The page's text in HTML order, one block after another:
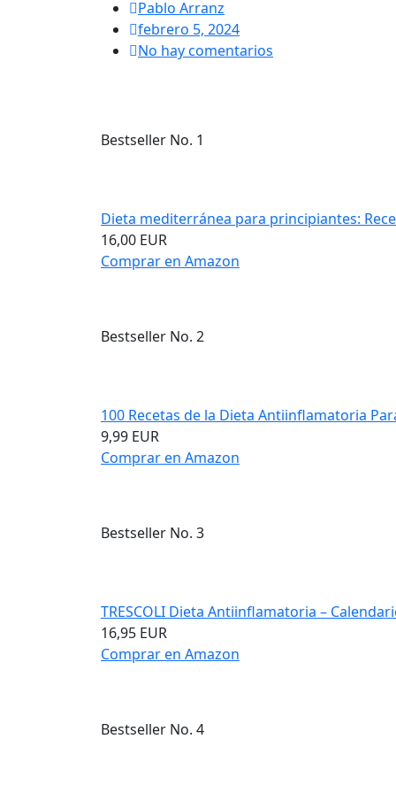
Pablo Arranz
febrero 5, 2024
No hay comentarios
Bestseller No. 1
Dieta mediterránea para principiantes:
16,00 EUR
Comprar en Amazon
Bestseller No. 2
100 Recetas de la Dieta Antiinflamatoria
9,99 EUR
Comprar en Amazon
Bestseller No. 3
TRESCOLI Dieta Antiinflamatoria –
16,95 EUR
Comprar en Amazon
Bestseller No. 4